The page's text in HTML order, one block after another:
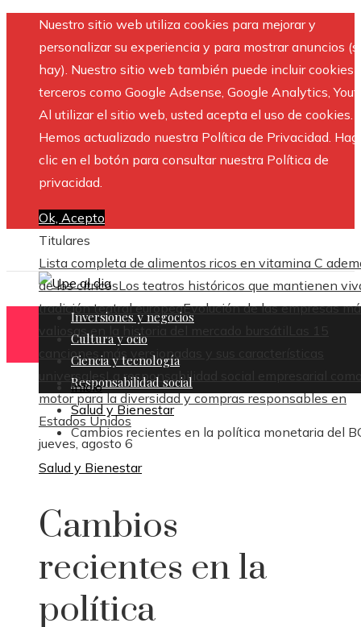
Nuestro sitio web utiliza cookies para mejorar y
personalizar su experiencia y para mostrar anuncios
hay). Nuestro sitio web también puede incluir cookies
terceros como Google Adsense, Google Analytics,
Al utilizar el sitio web, usted acepta el uso de cookies.
Hemos actualizado nuestra Política de Privacidad.
clic en el botón para consultar nuestra Política de
privacidad.
Ok, Acepto
Titulares
Lista completa de alimentos ricos en vitamina C
de los cítricosLos teatros históricos que mantienen
tradición teatral europeaEvolución de las empresas
valiosas en la historia del mercado bursátil Las 15
canciones más versionadas y sus características
universales
La responsabilidad social empresarial
motor para la diversidad y compras responsables en
Estados Unidos
jueves, agosto 6
Inversiones y negocios
Cultura y ocio
Ciencia y tecnología
Responsabilidad social
Inicio
Salud y Bienestar
Cambios recientes en la política monetaria del
Salud y Bienestar
Cambios
recientes en la
política